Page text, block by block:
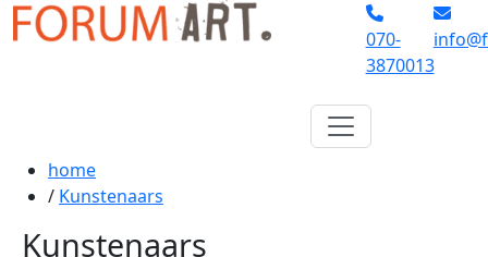
070-
3870013
home
/ Kunstenaars
Kunstenaars